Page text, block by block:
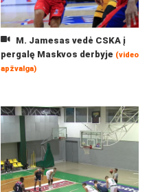
M. Jamesas vedė CSKA į
pergalę Maskvos derbyje (video
apžvalga)